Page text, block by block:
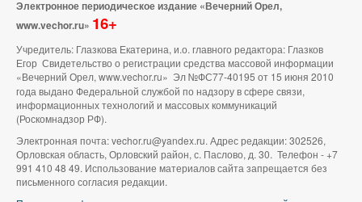
Электронное периодическое издание «Вечерний Орел,
www.vechor.ru» 16+
Учредитель: Глазкова Екатерина, и.о. главного редактора: Глазков
Егор Свидетельство о регистрации средства массовой информации
«Вечерний Орел, www.vechor.ru» Эл №ФС77-40195 от 15 июня 2010
года выдано Федеральной службой по надзору в сфере связи,
информационных технологий и массовых коммуникаций
(Роскомнадзор РФ).
Электронная почта: vechor.ru@yandex.ru. Адрес редакции: 302526,
Орловская область, Орловский район, с. Паслово, д. 30. Телефон - +7
991 410 48 49. Использование материалов сайта запрещается без
письменного согласия редакции.